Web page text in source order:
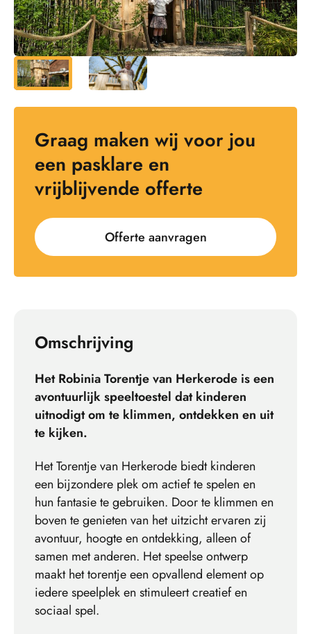
Graag maken wij voor jou
een pasklare en
vrijblijvende offerte
Offerte aanvragen
Omschrijving
Het Robinia Torentje van Herkerode is een
avontuurlijk speeltoestel dat kinderen
uitnodigt om te klimmen, ontdekken en uit
te kijken.
Het Torentje van Herkerode biedt kinderen
een bijzondere plek om actief te spelen en
hun fantasie te gebruiken. Door te klimmen en
boven te genieten van het uitzicht ervaren zij
avontuur, hoogte en ontdekking, alleen of
samen met anderen. Het speelse ontwerp
maakt het torentje een opvallend element op
iedere speelplek en stimuleert creatief en
sociaal spel.